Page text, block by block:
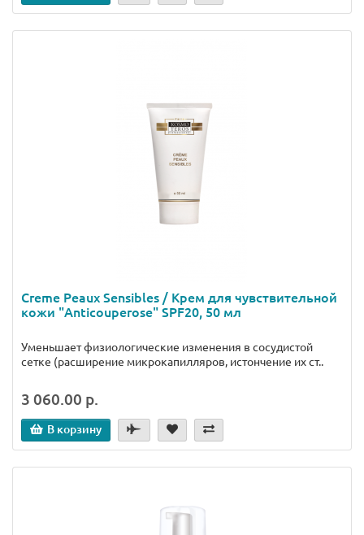
Creme Peaux Sensibles / Крем для чувствительной
кожи "Anticouperose" SPF20, 50 мл
Уменьшает физиологические изменения в сосудистой
сетке (расширение микрокапилляров, истончение их ст..
3 060.00 р.
В корзину